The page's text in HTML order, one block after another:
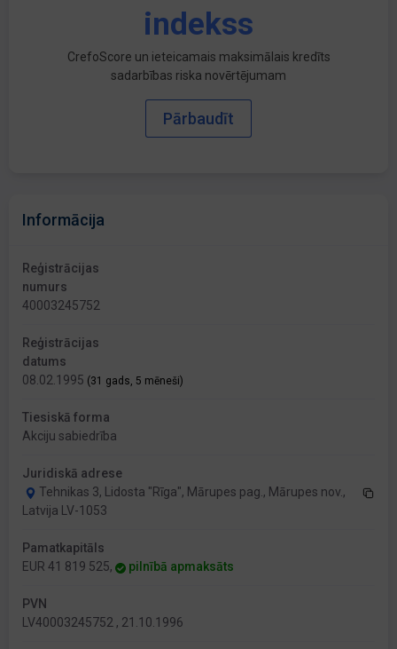
indekss
CrefoScore un ieteicamais maksimālais kredīts
sadarbības riska novērtējumam
Pārbaudīt
Informācija
Reģistrācijas
numurs
40003245752
Reģistrācijas
datums
08.02.1995 (31 gads, 5 mēneši)
Tiesiskā forma
Akciju sabiedrība
Juridiskā adrese
Tehnikas 3, Lidosta "Rīga", Mārupes pag., Mārupes nov.,
Latvija LV-1053
Pamatkapitāls
EUR 41 819 525,
pilnībā apmaksāts
PVN
LV40003245752 , 21.10.1996